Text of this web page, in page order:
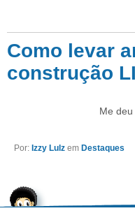
Como levar
construção
Me
Por: Izzy Lulz em Destaques